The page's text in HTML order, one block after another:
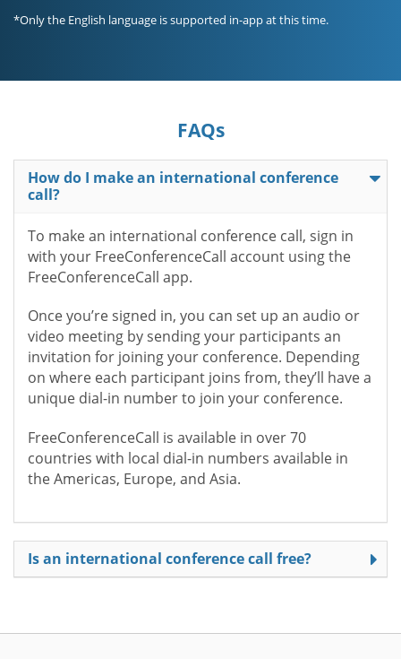
*Only the English language is supported in-app at this time.
FAQs
How do I make an international conference
call?
To make an international conference call, sign in
with your FreeConferenceCall account using the
FreeConferenceCall app.
Once you’re signed in, you can set up an audio or
video meeting by sending your participants an
invitation for joining your conference. Depending
on where each participant joins from, they’ll have a
unique dial-in number to join your conference.
FreeConferenceCall is available in over 70
countries with local dial-in numbers available in
the Americas, Europe, and Asia.
Is an international conference call free?